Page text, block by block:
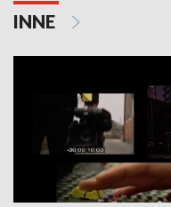
INNE